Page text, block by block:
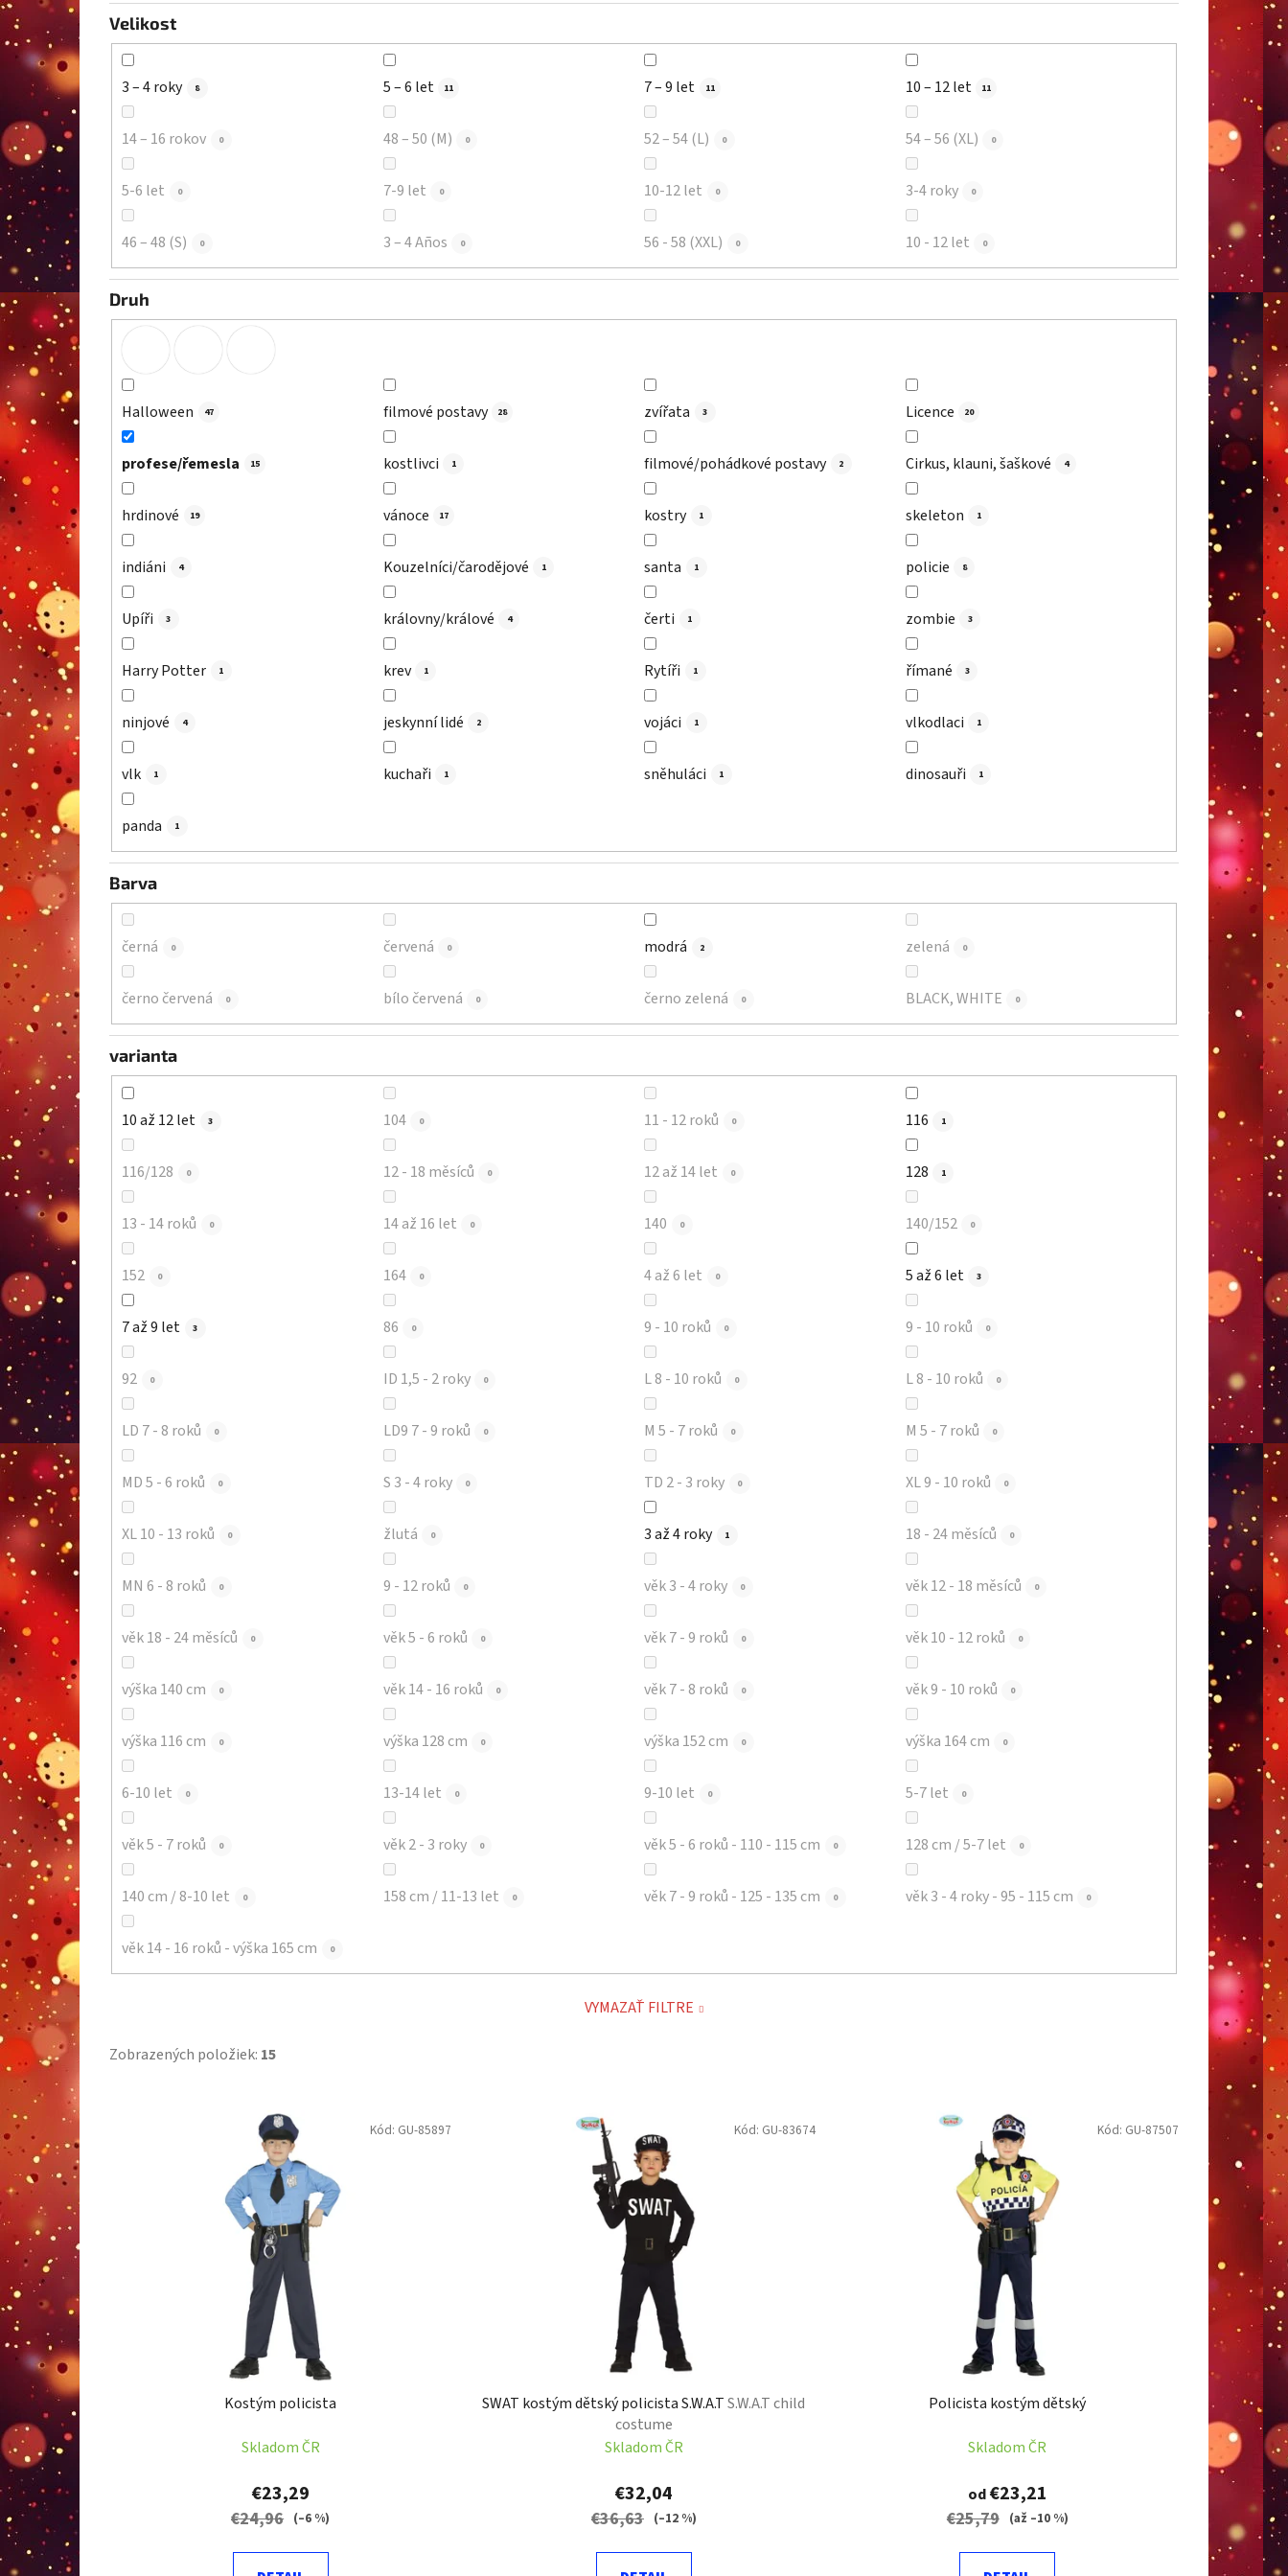
Velikost
3 – 4 roky 8 5 – 6 let 11 7 – 9 let 11 10 – 12 let 11
14 – 16 rokov 0 48 – 50 (M) 0 52 – 54 (L) 0 54 – 56 (XL) 0
5-6 let 0 7-9 let 0 10-12 let 0 3-4 roky 0
46 – 48 (S) 0 3 – 4 Años 0 56 - 58 (XXL) 0 10 - 12 let 0
Druh
Halloween 47 filmové postavy 28 zvířata 3 Licence 20
profese/řemesla 15 kostlivci 1 filmové/pohádkové postavy 2 Cirkus, klauni, šaškové 4
hrdinové 19 vánoce 17 kostry 1 skeleton 1
indiáni 4 Kouzelníci/čarodějové 1 santa 1 policie 8
Upíři 3 královny/králové 4 čerti 1 zombie 3
Harry Potter 1 krev 1 Rytíři 1 římané 3
ninjové 4 jeskynní lidé 2 vojáci 1 vlkodlaci 1
vlk 1 kuchaři 1 sněhuláci 1 dinosauři 1
panda 1
Barva
černá 0 červená 0 modrá 2 zelená 0
černo červená 0 bílo červená 0 černo zelená 0 BLACK, WHITE 0
varianta
10 až 12 let 3 104 0 11 - 12 roků 0 116 1
116/128 0 12 - 18 měsíců 0 12 až 14 let 0 128 1
13 - 14 roků 0 14 až 16 let 0 140 0 140/152 0
152 0 164 0 4 až 6 let 0 5 až 6 let 3
7 až 9 let 3 86 0 9 - 10 roků 0 9 - 10 roků 0
92 0 ID 1,5 - 2 roky 0 L 8 - 10 roků 0 L 8 - 10 roků 0
LD 7 - 8 roků 0 LD9 7 - 9 roků 0 M 5 - 7 roků 0 M 5 - 7 roků 0
MD 5 - 6 roků 0 S 3 - 4 roky 0 TD 2 - 3 roky 0 XL 9 - 10 roků 0
XL 10 - 13 roků 0 žlutá 0 3 až 4 roky 1 18 - 24 měsíců 0
MN 6 - 8 roků 0 9 - 12 roků 0 věk 3 - 4 roky 0 věk 12 - 18 měsíců 0
věk 18 - 24 měsíců 0 věk 5 - 6 roků 0 věk 7 - 9 roků 0 věk 10 - 12 roků 0
výška 140 cm 0 věk 14 - 16 roků 0 věk 7 - 8 roků 0 věk 9 - 10 roků 0
výška 116 cm 0 výška 128 cm 0 výška 152 cm 0 výška 164 cm 0
6-10 let 0 13-14 let 0 9-10 let 0 5-7 let 0
věk 5 - 7 roků 0 věk 2 - 3 roky 0 věk 5 - 6 roků - 110 - 115 cm 0 128 cm / 5-7 let 0
140 cm / 8-10 let 0 158 cm / 11-13 let 0 věk 7 - 9 roků - 125 - 135 cm 0 věk 3 - 4 roky - 95 - 115 cm 0
věk 14 - 16 roků - výška 165 cm 0
VYMAZAŤ FILTRE
Zobrazených položiek: 15
Kostým policista
Skladom ČR
€23,29
€24,96 (–6 %)
Kód: GU-85897
SWAT kostým dětský policista S.W.A.TS.W.A.T child
costume
Skladom ČR
€32,04
€36,63 (–12 %)
Kód: GU-83674
Policista kostým dětský
Skladom ČR
od€23,21
€25,79 (až –10 %)
Kód: GU-87507